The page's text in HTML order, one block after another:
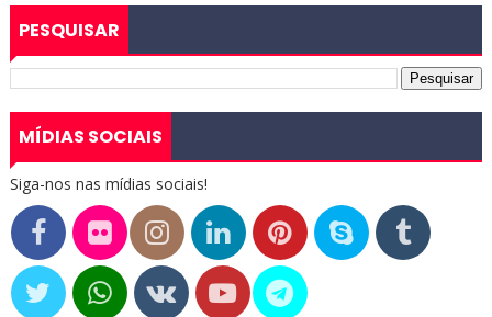
PESQUISAR
MÍDIAS SOCIAIS
Siga-nos nas mídias sociais!